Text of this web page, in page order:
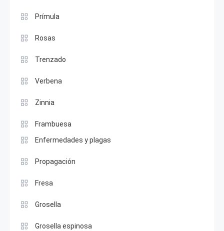
Prímula
Rosas
Trenzado
Verbena
Zinnia
Frambuesa
Enfermedades y plagas
Propagación
Fresa
Grosella
Grosella espinosa